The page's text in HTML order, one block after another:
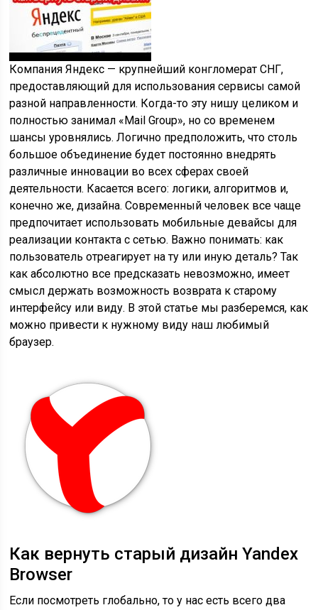
Компания Яндекс — крупнейший конгломерат СНГ,
предоставляющий для использования сервисы самой
разной направленности. Когда-то эту нишу целиком и
полностью занимал «Mail Group», но со временем
шансы уровнялись. Логично предположить, что столь
большое объединение будет постоянно внедрять
различные инновации во всех сферах своей
деятельности. Касается всего: логики, алгоритмов и,
конечно же, дизайна. Современный человек все чаще
предпочитает использовать мобильные девайсы для
реализации контакта с сетью. Важно понимать: как
пользователь отреагирует на ту или иную деталь? Так
как абсолютно все предсказать невозможно, имеет
смысл держать возможность возврата к старому
интерфейсу или виду. В этой статье мы разберемся, как
можно привести к нужному виду наш любимый
браузер.
Как вернуть старый дизайн Yandex
Browser
Если посмотреть глобально, то у нас есть всего два